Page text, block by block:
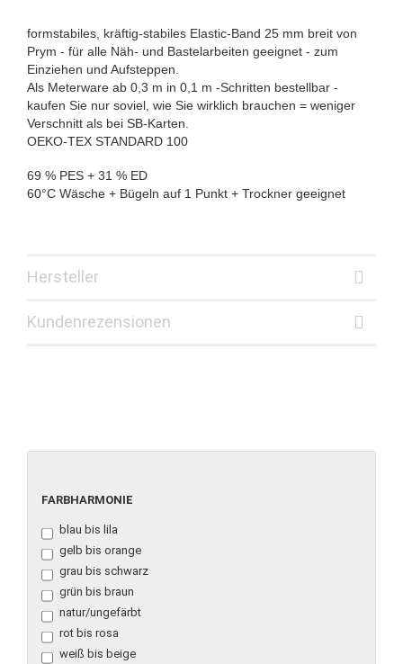
formstabiles, kräftig-stabiles Elastic-Band 25 mm breit von
Prym - für alle Näh- und Bastelarbeiten geeignet - zum
Einziehen und Aufsteppen.
Als Meterware ab 0,3 m in 0,1 m -Schritten bestellbar -
kaufen Sie nur soviel, wie Sie wirklich brauchen = weniger
Verschnitt als bei SB-Karten.
OEKO-TEX STANDARD 100
69 % PES + 31 % ED
60°C Wäsche + Bügeln auf 1 Punkt + Trockner geeignet
Hersteller
Kundenrezensionen
FARBHARMONIE
FARBHARMONIE
blau bis lila
gelb bis orange
grau bis schwarz
grün bis braun
natur/ungefärbt
rot bis rosa
weiß bis beige